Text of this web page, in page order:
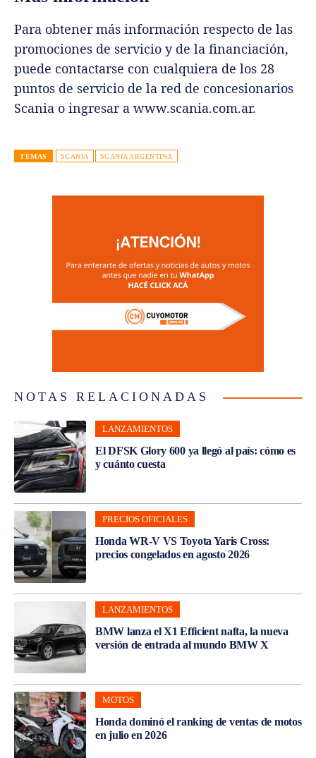
Para obtener más información respecto de las
promociones de servicio y de la financiación,
puede contactarse con cualquiera de los 28
puntos de servicio de la red de concesionarios
Scania o ingresar a www.scania.com.ar.
TEMAS SCANIA SCANIA ARGENTINA
NOTAS RELACIONADAS
LANZAMIENTOS
El DFSK Glory 600 ya llegó al país: cómo es
y cuánto cuesta
PRECIOS OFICIALES
Honda WR-V VS Toyota Yaris Cross:
precios congelados en agosto 2026
LANZAMIENTOS
BMW lanza el X1 Efficient nafta, la nueva
versión de entrada al mundo BMW X
MOTOS
Honda dominó el ranking de ventas de motos
en julio en 2026